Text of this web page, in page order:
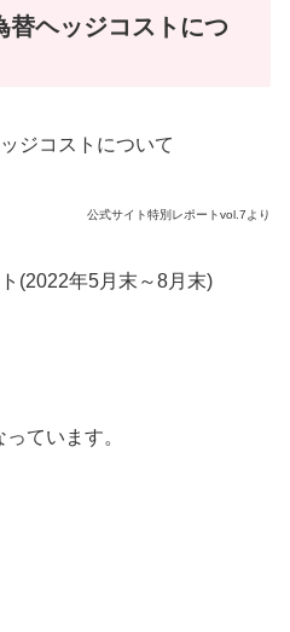
替ヘッジコストにつ
公式サイト特別レポートvol.7より
(2022年5月末～8月末)
ています。